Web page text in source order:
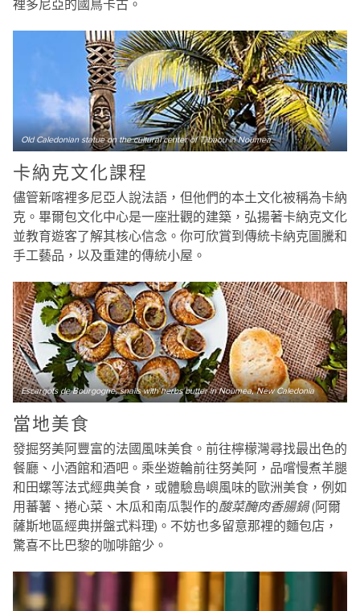
裡多尼亞的國鳥卡古。
Old Caledonian statue on the cultural center of Tjibaou in Noumea
卡納克文化課程
儘管新喀裡多尼亞人說法語，但他們的本土文化被稱為卡納
克。畢爾包文化中心是一座壯觀的建築，弘揚著卡納克文化
並教育遊客了解其核心信念。你可欣賞到傳統卡納克圖騰和
手工藝品，以及重建的傳統小屋。
Escargots de Bourgogne, snails with herbs butter in Noumea, New Caledonia
當地美食
發掘努美阿豐富的法國風味美食。前往檸檬灣尋找最出色的
餐廳、小酒館和酒吧。乘坐遊輪前往努美阿，品嚐慢煮羊腿
和田螺等法式經典美食，或體驗島嶼風味的歐洲美食，例如
用蕃薯、捲心菜、木瓜和南瓜製作的酸菜醃肉香腸鍋(阿爾
薩斯地區經典拼盤式料理)。不妨也多留意那裡的麵包店，
驚喜不比巴黎的咖啡館少。